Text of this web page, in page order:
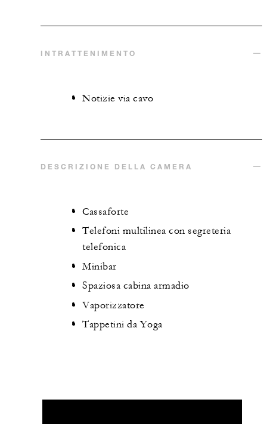
INTRATTENIMENTO
Notizie via cavo
DESCRIZIONE DELLA CAMERA
Cassaforte
Telefoni multilinea con segreteria
telefonica
Minibar
Spaziosa cabina armadio
Vaporizzatore
Tappetini da Yoga